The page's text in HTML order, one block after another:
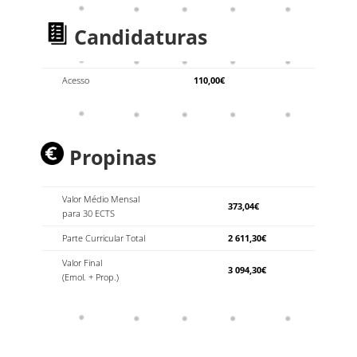
Candidaturas
Acesso 110,00€
Propinas
Valor Médio Mensal
para 30 ECTS
373,04€
Parte Curricular Total 2 611,30€
Valor Final
(Emol. + Prop.)
3 094,30€